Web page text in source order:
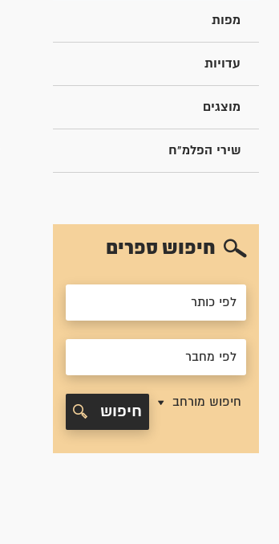
מפות
עדויות
מוצגים
שירי הפלמ"ח
חיפוש ספרים
חיפוש מורחב
חיפוש